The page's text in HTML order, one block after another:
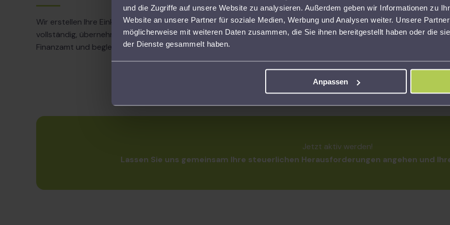
und die Zugriffe auf unsere Website zu analysieren. Außerdem geben wir Informationen zu
Website an unsere Partner für soziale Medien, Werbung und Analysen weiter. Unsere
möglicherweise mit weiteren Daten zusammen, die Sie ihnen bereitgestellt haben oder die
der Dienste gesammelt haben.
Anpassen
Wir erstellen Ihre Einkommensteuererklärung
vollständig, übernehmen den Schriftverkehr mit dem
Finanzamt und begleiten Sie bis zum Steuerbescheid.
Unsere Unterstützung endet nicht mit der Abgabe
Ihrer Steuererklärung. Wir prüfen Bescheide,
weiteren Schritten.
Jetzt aktiv werden!
Lassen Sie uns gemeinsam Ihre steuerlichen Herausforderungen angehen und